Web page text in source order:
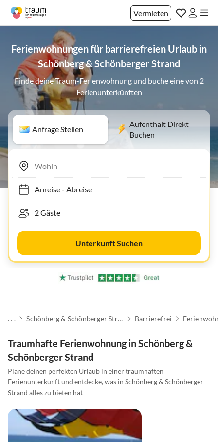
Vermieten
Ferienwohnungen für barrierefreien Urlaub in
Schönberg & Schönberger Strand
Finde deine Traum-Ferienwohnung und buche eine von 2
Ferienunterkünften
Anfrage Stellen
Aufenthalt Direkt
Buchen
Anreise- Abreise
Unterkunft Suchen
. . . Schönberg & Schönberger Strand Barrierefrei
Traumhafte Ferienwohnung in Schönberg &
Schönberger Strand
Plane deinen perfekten Urlaub in einer traumhaften
Ferienunterkunft und entdecke, was in Schönberg & Schönberger
Strand alles zu bieten hat